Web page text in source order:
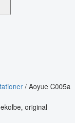
/ Aoyue C005a